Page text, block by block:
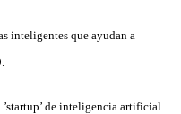
inteligentes que ayudan a
de inteligencia artificial